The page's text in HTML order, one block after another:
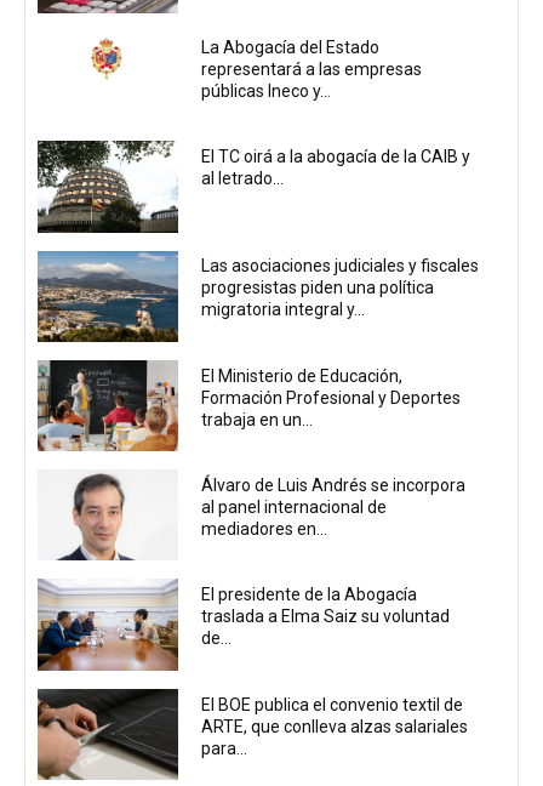
La Abogacía del Estado
representará a las empresas
públicas Ineco y...
El TC oirá a la abogacía de la CAIB y
al letrado...
Las asociaciones judiciales y fiscales
progresistas piden una política
migratoria integral y...
El Ministerio de Educación,
Formación Profesional y Deportes
trabaja en un...
Álvaro de Luis Andrés se incorpora
al panel internacional de
mediadores en...
El presidente de la Abogacía
traslada a Elma Saiz su voluntad
de...
El BOE publica el convenio textil de
ARTE, que conlleva alzas salariales
para...